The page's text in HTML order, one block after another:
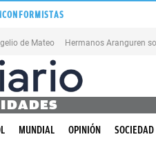
de Mateo Hermanos Aranguren
MUNDIAL OPINIÓN SOCIEDAD